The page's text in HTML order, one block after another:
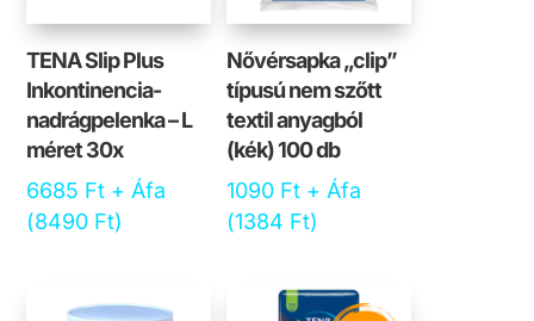
TENA Slip Plus
Inkontinencia-
nadrágpelenka – L
méret 30x
6685 Ft + Áfa
(8490 Ft)
Nővérsapka „clip”
típusú nem szőtt
textil anyagból
(kék) 100 db
1090 Ft + Áfa
(1384 Ft)